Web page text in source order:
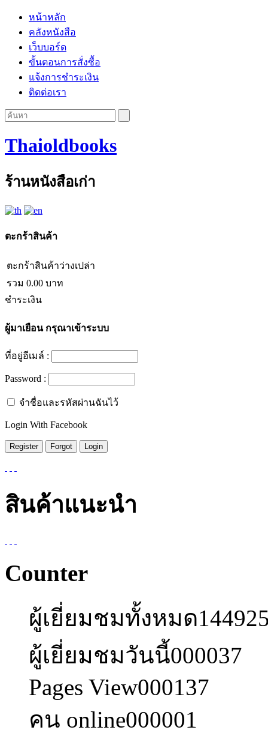
หน้าหลัก
คลังหนังสือ
เว็บบอร์ด
ขั้นตอนการสั่งซื้อ
แจ้งการชำระเงิน
ติดต่อเรา
Thaioldbooks
ร้านหนังสือเก่า
ตะกร้าสินค้า
ตะกร้าสินค้าว่างเปล่า
รวม 0.00 บาท
ชำระเงิน
ผู้มาเยือนกรุณาเข้าระบบ
ที่อยู่อีเมล์ :
Password :
จำชื่อและรหัสผ่านฉันไว้
Login With Facebook
สินค้าแนะนำ
Counter
ผู้เยี่ยมชมทั้งหมด
ผู้เยี่ยมชมวันนี้000037
Pages View000137
คน online000001